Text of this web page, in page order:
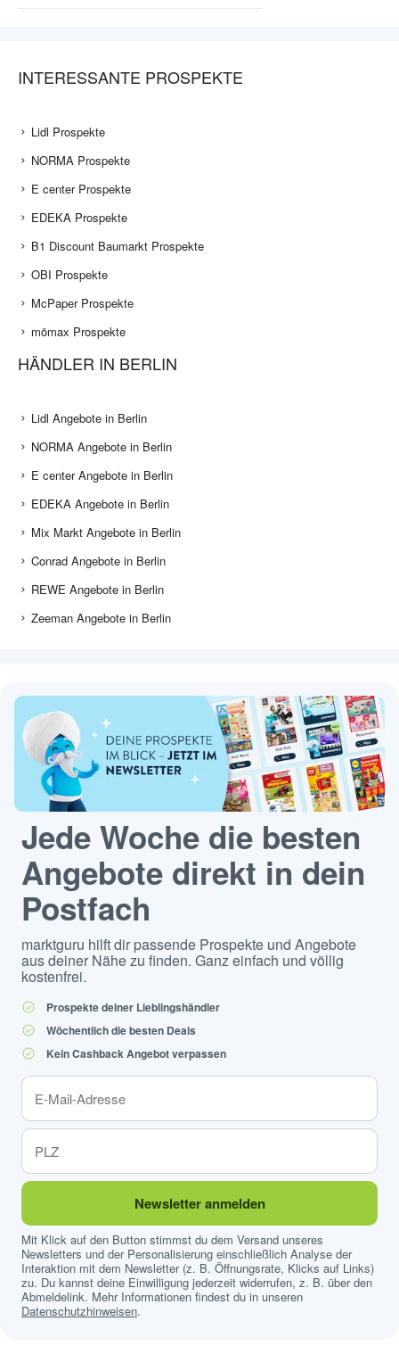
INTERESSANTE PROSPEKTE
Lidl Prospekte
NORMA Prospekte
E center Prospekte
EDEKA Prospekte
B1 Discount Baumarkt Prospekte
OBI Prospekte
McPaper Prospekte
mömax Prospekte
HÄNDLER IN BERLIN
Lidl Angebote in Berlin
NORMA Angebote in Berlin
E center Angebote in Berlin
EDEKA Angebote in Berlin
Mix Markt Angebote in Berlin
Conrad Angebote in Berlin
REWE Angebote in Berlin
Zeeman Angebote in Berlin
Jede Woche die besten
Angebote direkt in dein
Postfach
marktguru hilft dir passende Prospekte und Angebote
aus deiner Nähe zu finden. Ganz einfach und völlig
kostenfrei.
Prospekte deiner Lieblingshändler
Wöchentlich die besten Deals
Kein Cashback Angebot verpassen
Newsletter anmelden
Mit Klick auf den Button stimmst du dem Versand unseres
Newsletters und der Personalisierung einschließlich Analyse der
Interaktion mit dem Newsletter (z. B. Öffnungsrate, Klicks auf Links)
zu. Du kannst deine Einwilligung jederzeit widerrufen, z. B. über den
Abmeldelink. Mehr Informationen findest du in unseren
Datenschutzhinweisen.